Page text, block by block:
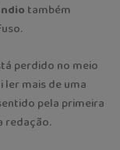
também
perdido no meio
mais de uma
pela primeira
redação.